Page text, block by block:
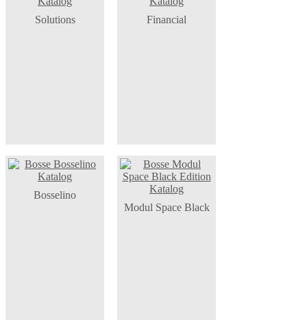
Solutions Financial
Bosselino
Modul Space Black